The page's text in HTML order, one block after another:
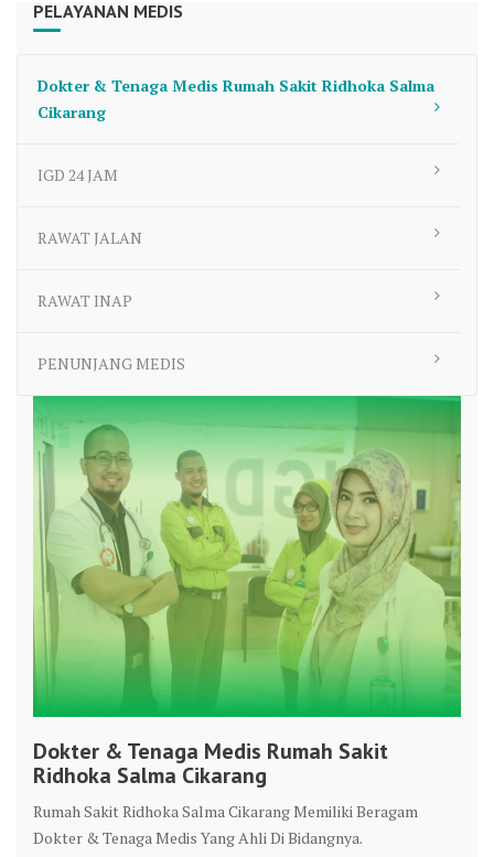
PELAYANAN MEDIS
Dokter & Tenaga Medis Rumah Sakit Ridhoka Salma
Cikarang
IGD 24 JAM
RAWAT JALAN
RAWAT INAP
PENUNJANG MEDIS
Dokter & Tenaga Medis Rumah Sakit
Ridhoka Salma Cikarang
Rumah Sakit Ridhoka Salma Cikarang Memiliki Beragam
Dokter & Tenaga Medis Yang Ahli Di Bidangnya.